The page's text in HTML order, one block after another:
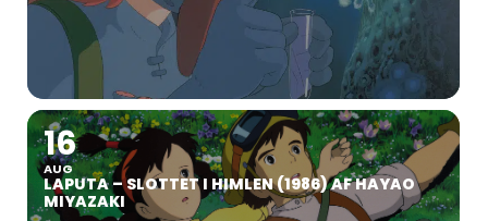
16
AUG
LAPUTA – SLOTTET I HIMLEN (1986) AF HAYAO
MIYAZAKI